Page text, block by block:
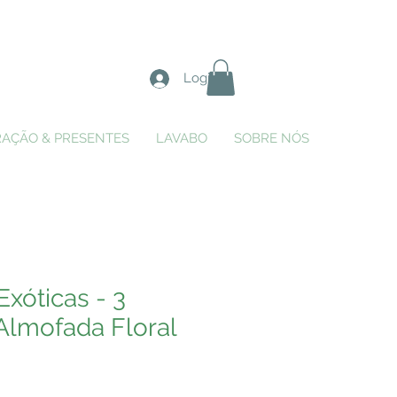
Login
& PRESENTES LAVABO SOBRE NÓS
- 3
Floral